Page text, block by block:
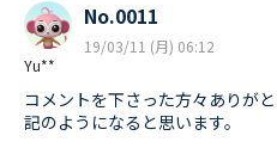
Yu**
No.0011
19/03/11 (月) 06:12
コメントを下さった方々ありが
記のようになると思います。